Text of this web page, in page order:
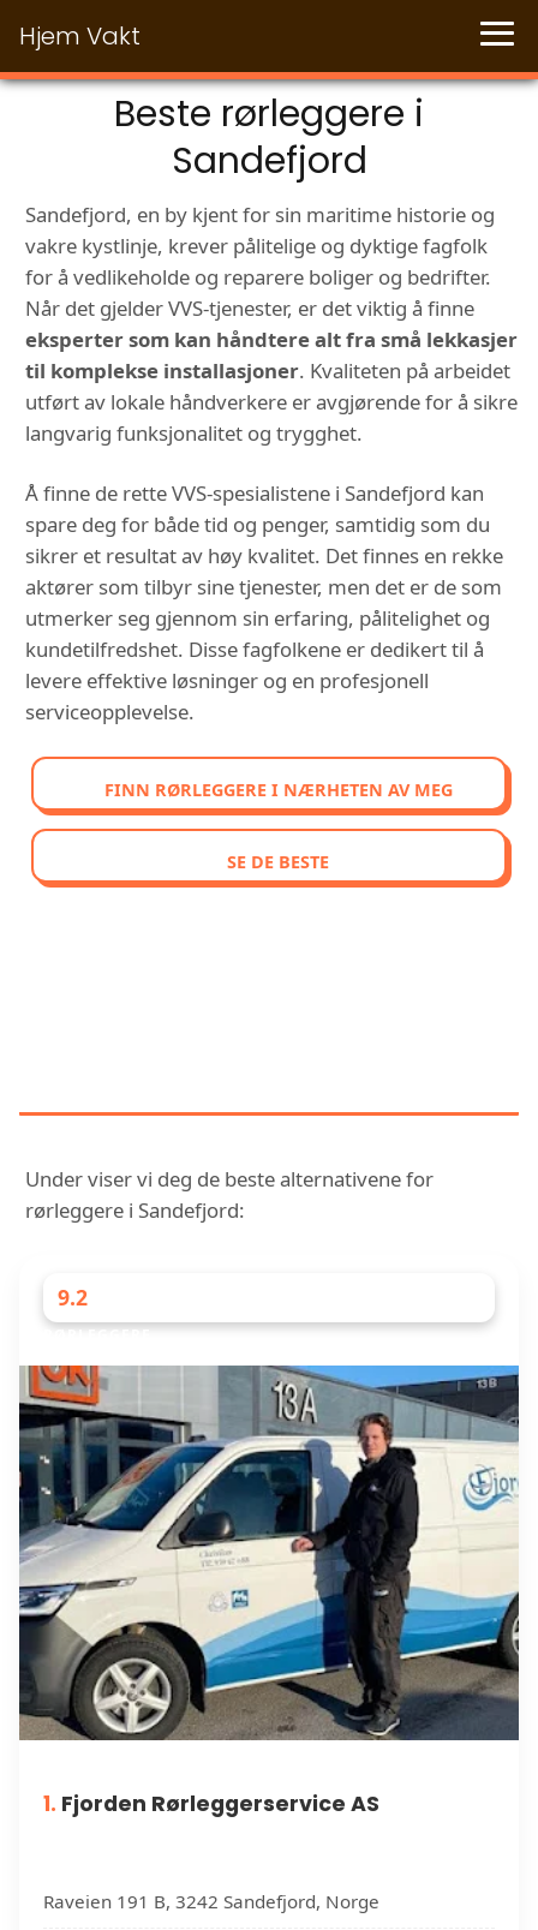
Hjem Vakt
Beste rørleggere i
Sandefjord
Sandefjord, en by kjent for sin maritime historie og
vakre kystlinje, krever pålitelige og dyktige fagfolk
for å vedlikeholde og reparere boliger og bedrifter.
Når det gjelder VVS-tjenester, er det viktig å finne
eksperter som kan håndtere alt fra små lekkasjer
til komplekse installasjoner. Kvaliteten på arbeidet
utført av lokale håndverkere er avgjørende for å sikre
langvarig funksjonalitet og trygghet.
Å finne de rette VVS-spesialistene i Sandefjord kan
spare deg for både tid og penger, samtidig som du
sikrer et resultat av høy kvalitet. Det finnes en rekke
aktører som tilbyr sine tjenester, men det er de som
utmerker seg gjennom sin erfaring, pålitelighet og
kundetilfredshet. Disse fagfolkene er dedikert til å
levere effektive løsninger og en profesjonell
serviceopplevelse.
FINN RØRLEGGERE I NÆRHETEN AV MEG
SE DE BESTE
Under viser vi deg de beste alternativene for
rørleggere i Sandefjord:
9.2
1. Fjorden Rørleggerservice AS
Raveien 191 B, 3242 Sandefjord, Norge